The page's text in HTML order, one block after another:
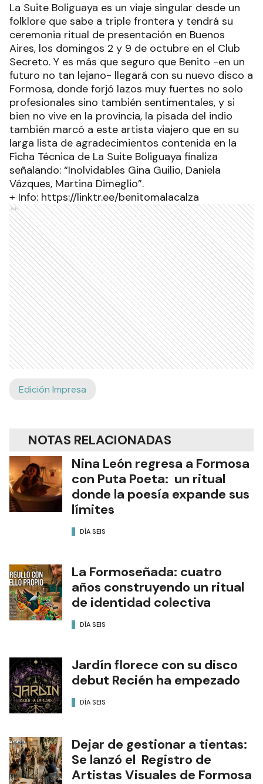
La Suite Boliguaya es un viaje singular desde un
folklore que sabe a triple frontera y tendrá su
ceremonia ritual de presentación en Buenos
Aires, los domingos 2 y 9 de octubre en el Club
Secreto. Y es más que seguro que Benito -en un
futuro no tan lejano- llegará con su nuevo disco a
Formosa, donde forjó lazos muy fuertes no solo
profesionales sino también sentimentales, y si
bien no vive en la provincia, la pisada del indio
también marcó a este artista viajero que en su
larga lista de agradecimientos contenida en la
Ficha Técnica de La Suite Boliguaya finaliza
señalando: “Inolvidables Gina Guilio, Daniela
Vázques, Martina Dimeglio”.
+ Info: https://linktr.ee/benitomalacalza
Ads
Edición Impresa
NOTAS RELACIONADAS
Nina León regresa a Formosa
con Puta Poeta: un ritual
donde la poesía expande sus
límites
DÍA SEIS
La Formoseñada: cuatro
años construyendo un ritual
de identidad colectiva
DÍA SEIS
Jardín florece con su disco
debut Recién ha empezado
DÍA SEIS
Dejar de gestionar a tientas:
Se lanzó el Registro de
Artistas Visuales de Formosa